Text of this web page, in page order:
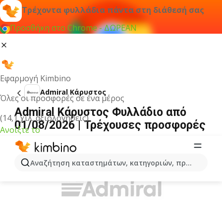
Τρέχοντα φυλλάδια πάντα στη διάθεσή σας
Προσθήκη στο Chrome - ΔΩΡΕΑΝ
Εφαρμογή Kimbino
Όλες οι προσφορές σε ένα μέρος
(14,1 χιλ. αξιολογήσεις)
Ανοίξτε το
Αναζήτηση καταστημάτων, κατηγοριών, προϊόντων...
Admiral Κάρυστος
Admiral Κάρυστος Φυλλάδιο από
01/08/2026 | Τρέχουσες προσφορές